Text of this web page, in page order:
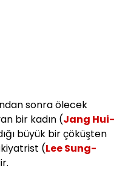
sonra ölecek
bir kadın (Jang Hui-
büyük bir çöküşten
(Lee Sung-